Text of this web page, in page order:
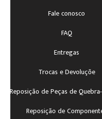
Fale conosco
FAQ
Entregas
Trocas e Devoluçõe
Reposição de Peças de
Reposição de